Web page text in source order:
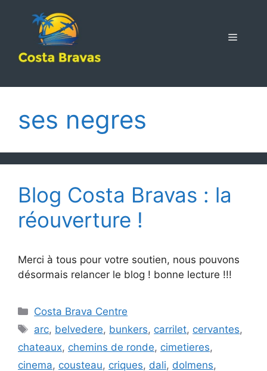
MENU
ses negres
Blog Costa Bravas : la
réouverture !
Merci à tous pour votre soutien, nous pouvons
désormais relancer le blog ! bonne lecture !!!
Catégories
Costa Brava Centre
Étiquettes
arc, belvedere, bunkers, carrilet, cervantes,
chateaux, chemins de ronde, cimetieres,
cinema, cousteau, criques, dali, dolmens,